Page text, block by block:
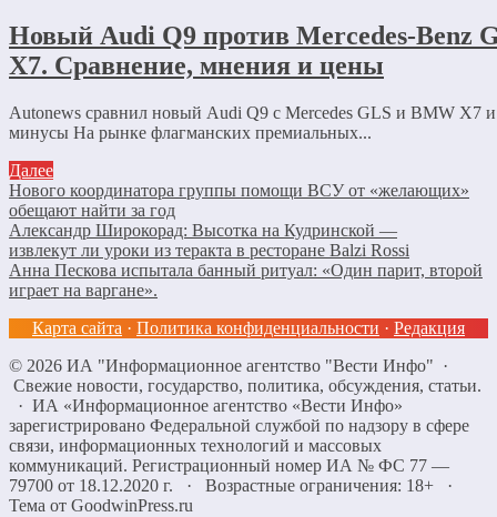
Новый Audi Q9 против Mercedes-Benz
X7. Сравнение, мнения и цены
Autonews сравнил новый Audi Q9 с Mercedes GLS и BMW X7
минусы На рынке флагманских премиальных...
Далее
Нового координатора группы помощи ВСУ от «желающих»
обещают найти за год
Александр Широкорад: Высотка на Кудринской —
извлекут ли уроки из теракта в ресторане Balzi Rossi
Анна Пескова испытала банный ритуал: «Один парит, второй
играет на варгане».
Карта сайта · Политика конфиденциальности · Редакция
© 2026 ИА "Информационное агентство "Вести Инфо" ·
Свежие новости, государство, политика, обсуждения, статьи.
· ИА «Информационное агентство «Вести Инфо»
зарегистрировано Федеральной службой по надзору в сфере
связи, информационных технологий и массовых
коммуникаций. Регистрационный номер ИА № ФС 77 —
79700 от 18.12.2020 г. · Возрастные ограничения: 18+
·
Тема от GoodwinPress.ru